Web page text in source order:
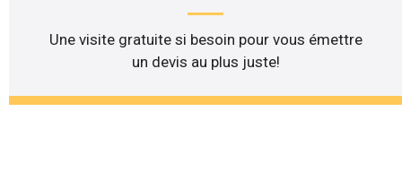
Une visite gratuite si besoin pour vous émettre
un devis au plus juste!